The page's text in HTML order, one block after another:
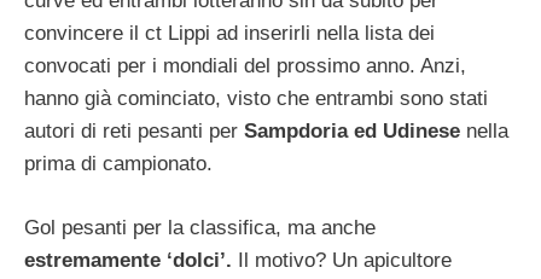
convincere il ct Lippi ad inserirli nella lista dei
convocati per i mondiali del prossimo anno. Anzi,
hanno già cominciato, visto che entrambi sono stati
autori di reti pesanti per Sampdoria ed Udinese nella
prima di campionato.
Gol pesanti per la classifica, ma anche
estremamente ‘dolci’. Il motivo? Un apicultore